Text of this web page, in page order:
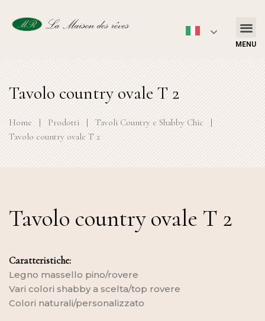
MENU
Tavolo country ovale T 2
Home | Prodotti | Tavoli Country e Shabby Chic
|
Tavolo country ovale T 2
Tavolo country ovale T 2
Caratteristiche:
Legno massello pino/rovere
Vari colori shabby a scelta/top rovere
Colori naturali/personalizzato